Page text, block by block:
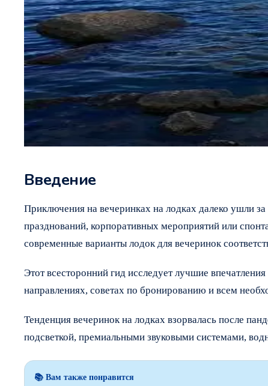
Введение
Приключения на вечеринках на лодках далеко ушли
празднований, корпоративных мероприятий или
современные варианты лодок для вечеринок
Этот всесторонний гид исследует лучшие
направлениях, советах по бронированию и всем
Тенденция вечеринок на лодках взорвалась после
подсветкой, премиальными звуковыми системами,
📚 Вам также понравится